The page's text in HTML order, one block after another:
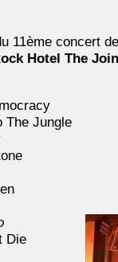
11ème concert
Hotel The
The Jungle
Die